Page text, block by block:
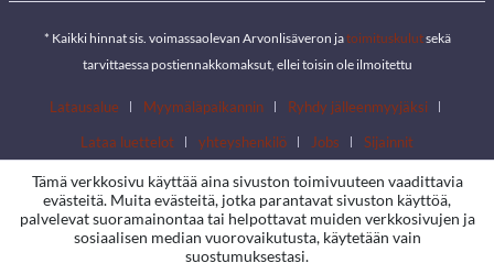
* Kaikki hinnat sis. voimassaolevan Arvonlisäveron jatoimituskulutsekä
tarvittaessa postiennakkomaksut, ellei toisin ole ilmoitettu
Latausalue Myymäläpaikannin
Ryhdy jälleenmyyjäksi
Lataa luettelot
yhteyshenkilö Jobs Sijainnit
Tämä verkkosivu käyttää aina sivuston toimivuuteen vaadittavia
evästeitä. Muita evästeitä, jotka parantavat sivuston käyttöä,
palvelevat suoramainontaa tai helpottavat muiden verkkosivujen ja
sosiaalisen median vuorovaikutusta, käytetään vain
suostumuksestasi.